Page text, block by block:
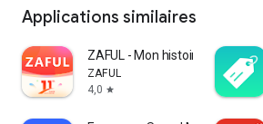
Applications similaires
ZAFUL - Mon histoire de mode
ZAFUL
4,0 star